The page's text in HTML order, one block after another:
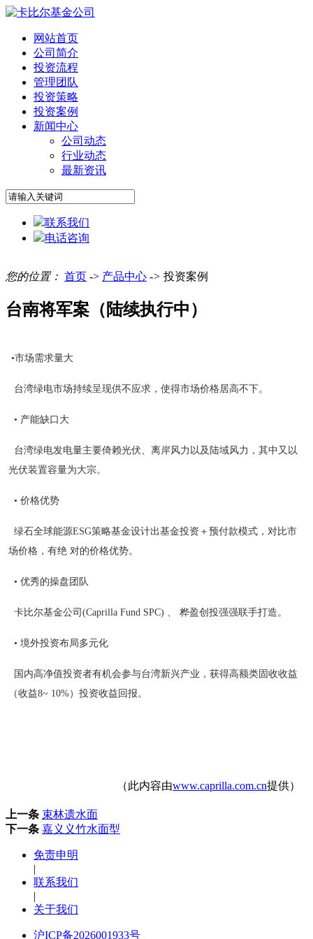
网站首页
公司简介
投资流程
管理团队
投资策略
投资案例
新闻中心
公司动态
行业动态
最新资讯
联系我们
电话咨询
您的位置： 首页 -> 产品中心 -> 投资案例
台南将军案（陆续执行中）
•市场需求量大
台湾绿电市场持续呈现供不应求，使得市场价格居高不下。
• 产能缺口大
台湾绿电发电量主要倚赖光伏、离岸风力以及陆域风力，其中又以
光伏装置容量为大宗。
• 价格优势
绿石全球能源ESG策略基金设计出基金投资＋预付款模式，对比市
场价格，有绝 对的价格优势。
• 优秀的操盘团队
卡比尔基金公司(Caprilla Fund SPC) 、 桦盈创投强强联手打造。
• 境外投资布局多元化
国内高净值投资者有机会参与台湾新兴产业，获得高额类固收收益
（收益8~ 10%）投资收益回报。
（此内容由www.caprilla.com.cn提供）
上一条 束林遗水面
下一条 嘉义义竹水面型
免责申明
|
联系我们
|
关于我们
沪ICP备2026001933号